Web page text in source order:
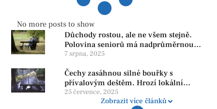
No more posts to show
Důchody rostou, ale ne všem stejně.
Polovina seniorů má nadprůměrnou
penzi, tisíce však žijí pod hranicí
reformy
7 srpna, 2025
Čechy zasáhnou silné bouřky s
přívalovým deštěm. Hrozí lokální
zatopení
25 července, 2025
Zobrazit více článků